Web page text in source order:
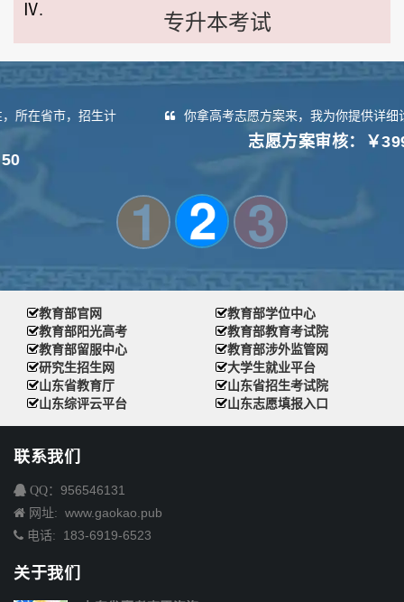
Ⅳ. 专升本考试
你拿高考志愿方案来，我为你提供详细诊断报告……
志愿方案审核：￥399
教育部官网
教育部学位中心
教育部阳光高考
教育部教育考试院
教育部留服中心
教育部涉外监管网
研究生招生网
大学生就业平台
山东省教育厅
山东省招生考试院
山东综评云平台
山东志愿填报入口
网址: www.gaokao.pub
电话:183-6919-6523